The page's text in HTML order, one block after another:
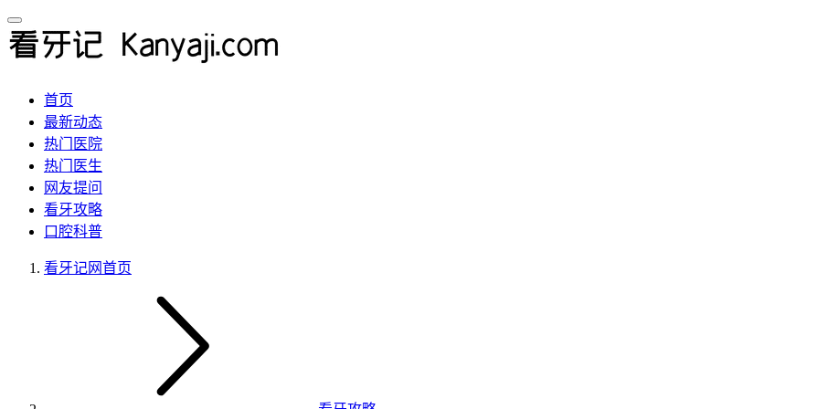
首页
最新动态
热门医院
热门医生
网友提问
看牙攻略
口腔科普
看牙记网首页